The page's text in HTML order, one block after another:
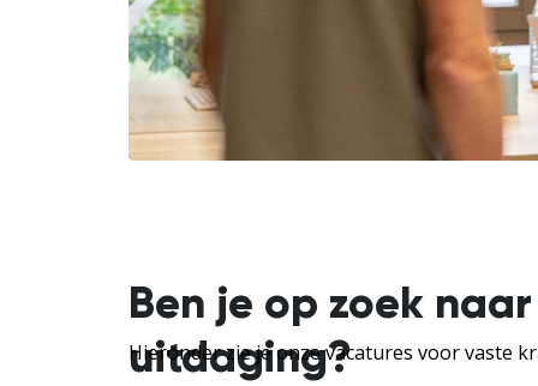
Ben je op zoek
uitdaging?
Hieronder zie je onze vacatures voor vaste